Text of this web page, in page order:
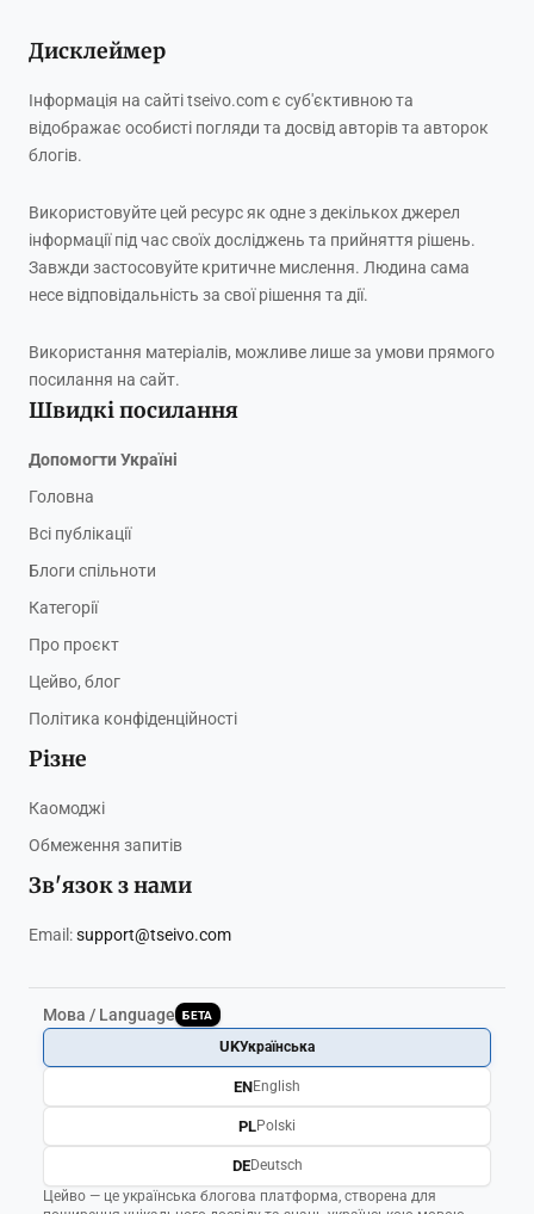
Дисклеймер
Інформація на сайті tseivo.com є суб'єктивною та
відображає особисті погляди та досвід авторів та авторок
блогів.
Використовуйте цей ресурс як одне з декількох джерел
інформації під час своїх досліджень та прийняття рішень.
Завжди застосовуйте критичне мислення. Людина сама
несе відповідальність за свої рішення та дії.
Використання матеріалів, можливе лише за умови прямого
посилання на сайт.
Швидкі посилання
Допомогти Україні
Головна
Всі публікації
Блоги спільноти
Категорії
Про проєкт
Цейво, блог
Політика конфіденційності
Різне
Каомоджі
Обмеження запитів
Зв'язок з нами
Email:support@tseivo.com
Мова / Language БЕТА
Цейво — це українська блогова платформа, створена для
UKУкраїнська
ENEnglish
PLPolski
DEDeutsch